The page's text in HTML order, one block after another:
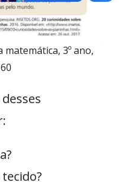
matemática, 3º ano,